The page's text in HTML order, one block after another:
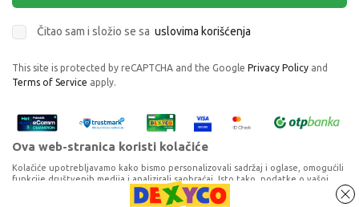
Čitao sam i složio se sa uslovima korišćenja
This site is protected by reCAPTCHA and the Google Privacy Policy and
Terms of Service apply.
Ova web-stranica koristi kolačiće
Kolačiće upotrebljavamo kako bismo personalizovali sadržaj i oglase, omogućili
funkcije društvenih medija i analizirali saobraćaj. Isto tako, podatke o vašoj
upotrebi naše web-lokacije delimo s partnerima za društvene medije,
oglašavanje i analizu, a oni ih mogu kombinovati s drugim podacima koje ste im